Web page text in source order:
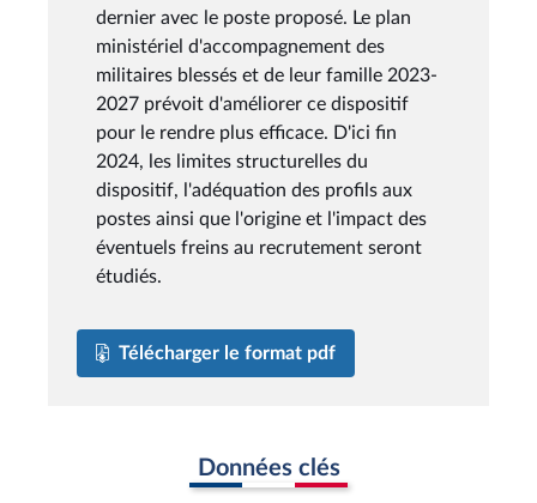
dernier avec le poste proposé. Le plan
ministériel d'accompagnement des
militaires blessés et de leur famille 2023-
2027 prévoit d'améliorer ce dispositif
pour le rendre plus efficace. D'ici fin
2024, les limites structurelles du
dispositif, l'adéquation des profils aux
postes ainsi que l'origine et l'impact des
éventuels freins au recrutement seront
étudiés.
Télécharger le format pdf
Données clés